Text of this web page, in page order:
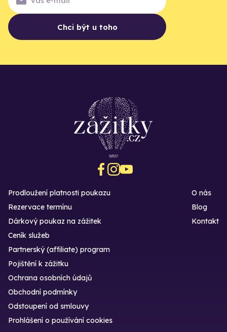
Chci být u toho
Prodloužení platnosti poukazu
Rezervace termínu
Dárkový poukaz na zážitek
O nás
Blog
Kontakt
Ceník služeb
Partnerský (affiliate) program
Pojištění k zážitku
Ochrana osobních údajů
Obchodní podmínky
Odstoupení od smlouvy
Prohlášení o používání cookies